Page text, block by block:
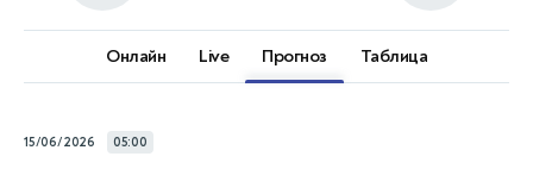
Онлайн Live Прогноз Таблица
15/06/2026 05:00